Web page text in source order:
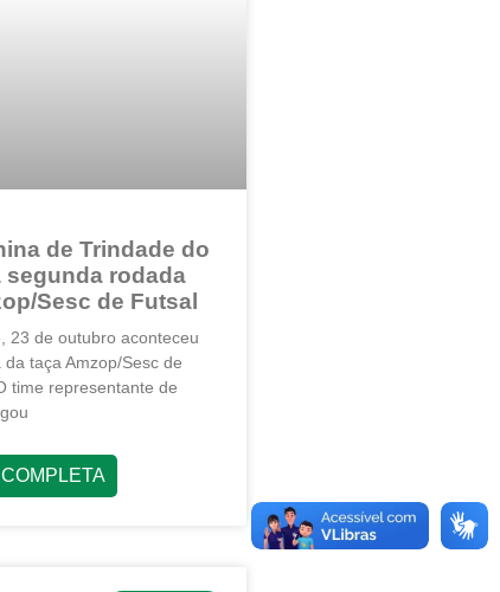
de Trindade do
segunda rodada
Sesc de Futsal
23 de outubro aconteceu
taça Amzop/Sesc de
time representante de